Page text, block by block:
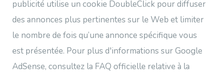
publicité utilise un cookie DoubleClick pour diffuser
des annonces plus pertinentes sur le Web et limiter
le nombre de fois qu’une annonce spécifique vous
est présentée. Pour plus d'informations sur Google
AdSense, consultez la FAQ officielle relative à la